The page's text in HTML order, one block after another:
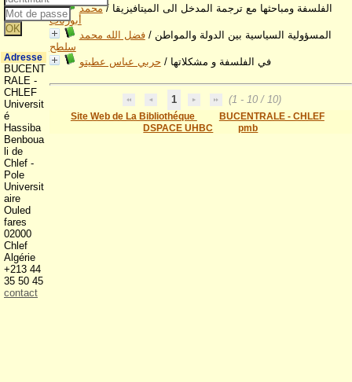
الفلسفة ومباحثها مع ترجمة المدخل الى الميتافيزيقا /محمد
أبورتاب
المسؤولية السياسية بين الدولة والمواطن /فضل الله محمد
سلطح
في الفلسفة و مشكلاتها / حربي عباس عطيتو
1 (1 - 10 / 10)
Site Web de La Bibliothéque
BUCENTRALE - CHLEF
DSPACE UHBC
pmb
Adresse
BUCENT
RALE -
CHLEF
Universit
é
Hassiba
Benboua
li de
Chlef -
Pole
Universit
aire
Ouled
fares
02000
Chlef
Algérie
+213 44
35 50 45
contact